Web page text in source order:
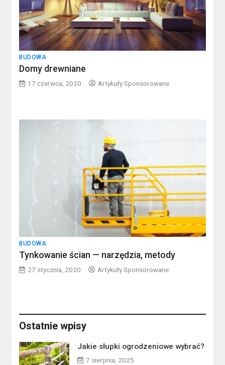
BUDOWA
Domy drewniane
17 czerwca, 2020 Artykuły Sponsorowane
BUDOWA
Tynkowanie ścian — narzędzia, metody
27 stycznia, 2020 Artykuły Sponsorowane
Ostatnie wpisy
Jakie słupki ogrodzeniowe wybrać?
7 sierpnia, 2025